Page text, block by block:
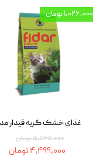
۵,۵۲۵,۰۰۰ تومان
۴,۴۹۹,۰۰۰ تومان
۱,۰۲۶,۰۰۰ تومان